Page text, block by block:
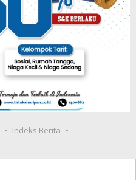
Indeks Berita